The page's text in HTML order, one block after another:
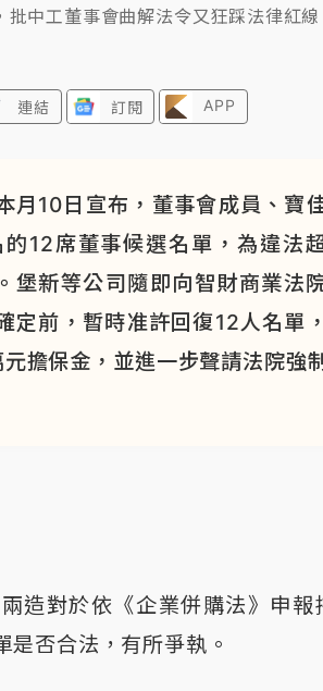
中工董事會曲解法令又狂踩法律紅
連結 訂閱 APP
月10日宣布，董事會成員、寶
12席董事候選名單，為違法
堡新等公司隨即向智財商業法
定前，暫時准許回復12人名單
擔保金，並進一步聲請法院強
造對於依《企業併購法》申報
是否合法，有所爭執。